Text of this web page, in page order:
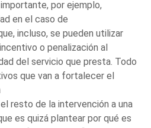
por ejemplo,
en el caso de
incluso, se pueden utilizar
o penalización al
del servicio que presta. Todo
que van a fortalecer el
resto de la intervención a una
es quizá plantear por qué es